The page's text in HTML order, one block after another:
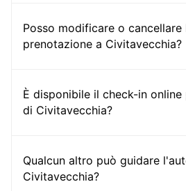
Posso modificare o cancellare
prenotazione a Civitavecchia?
È disponibile il check-in
di Civitavecchia?
Qualcun altro può guidare
Civitavecchia?